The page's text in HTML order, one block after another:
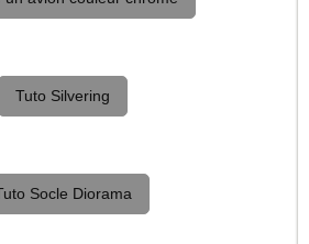
Tuto Silvering
Socle Diorama